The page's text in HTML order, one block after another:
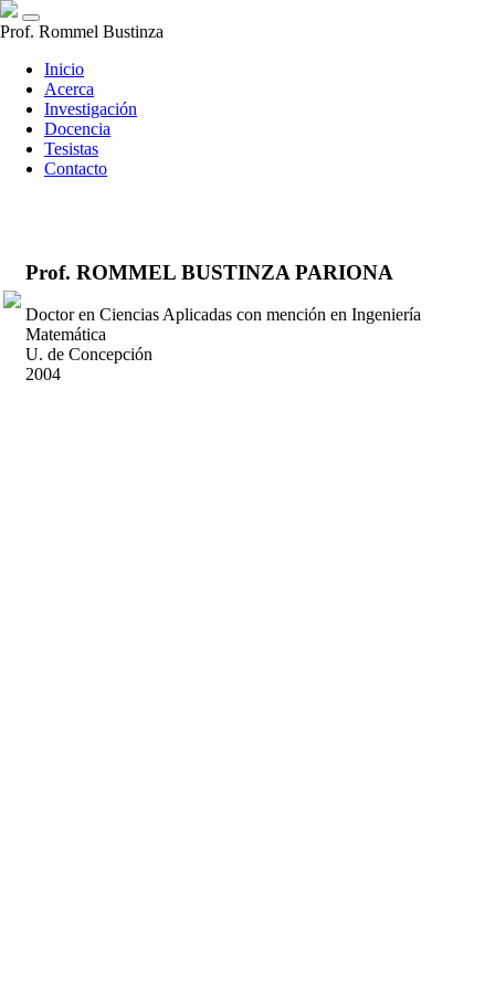
Prof. Rommel Bustinza
Inicio(actual)
Acerca
Investigación
Docencia
Tesistas
Contacto
Prof. ROMMEL BUSTINZA PARIONA
Doctor en Ciencias Aplicadas con mención en Ingeniería
Matemática
U. de Concepción
2004